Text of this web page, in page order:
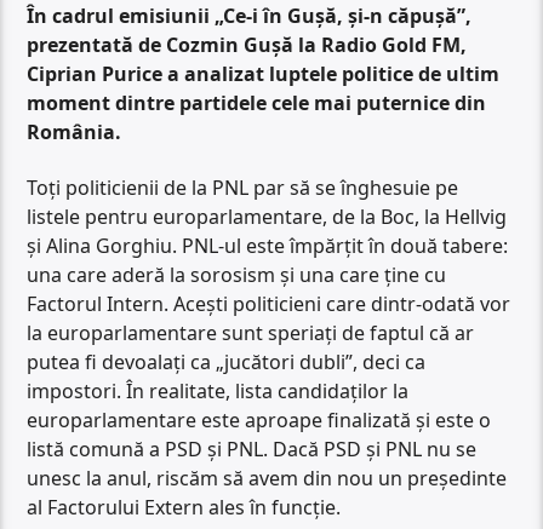
În cadrul emisiunii „Ce-i în Gușă, și-n căpușă”,
prezentată de Cozmin Gușă la Radio Gold FM,
Ciprian Purice a analizat luptele politice de ultim
moment dintre partidele cele mai puternice din
România.
Toți politicienii de la PNL par să se înghesuie pe
listele pentru europarlamentare, de la Boc, la Hellvig
și Alina Gorghiu. PNL-ul este împărțit în două tabere:
una care aderă la sorosism și una care ține cu
Factorul Intern. Acești politicieni care dintr-odată vor
la europarlamentare sunt speriați de faptul că ar
putea fi devoalați ca „jucători dubli”, deci ca
impostori. În realitate, lista candidaților la
europarlamentare este aproape finalizată și este o
listă comună a PSD și PNL. Dacă PSD și PNL nu se
unesc la anul, riscăm să avem din nou un președinte
al Factorului Extern ales în funcție.